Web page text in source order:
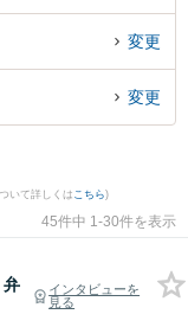
ルを今すぐに弁護士に相
近くの弁護士を検索した
馬県内の弁護士に相談予
変更
変更
いて詳しくは こちら)
45件中 1-30件を表示
弁
インタビューを
見る